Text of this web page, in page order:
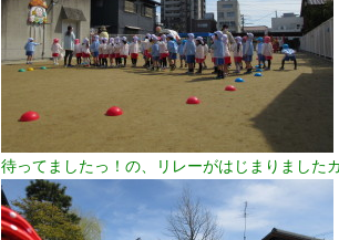
待ってましたっ！の、リレーがはじまりました